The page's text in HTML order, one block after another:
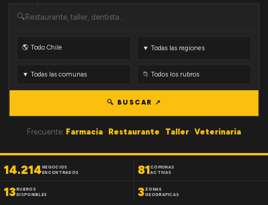
🔍
🔍 BUSCAR ↗
Frecuente: Farmacia · Restaurante · Taller · Veterinaria
14.214NEGOCIOS
ENCONTRADOS
81 COMUNAS
ACTIVAS
13RUBROS
DISPONIBLES
3 ZONAS
GEOGRAFICAS